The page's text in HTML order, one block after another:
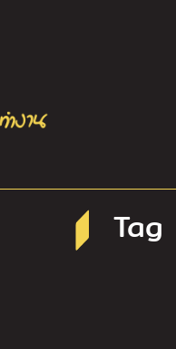
Tag